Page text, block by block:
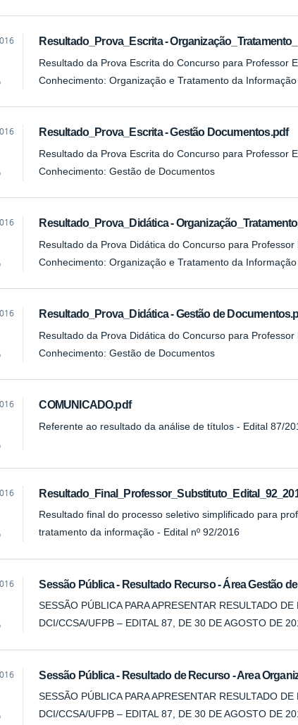
Resultado_Prova_Escrita -
Resultado da Prova Escrita do Concurso para Professor
Conhecimento: Organização e Tratamento da
Resultado_Prova_Escrita - Gestão Documentos.pdf
Resultado da Prova Escrita do Concurso para Professor
Conhecimento: Gestão de Documentos
Resultado_Prova_Didática -
Resultado da Prova Didática do Concurso para
Conhecimento: Organização e Tratamento da
Resultado_Prova_Didática - Gestão de
Resultado da Prova Didática do Concurso para
Conhecimento: Gestão de Documentos
COMUNICADO.pdf
Referente ao resultado da análise de títulos - Edital 87/
Resultado final do processo seletivo simplificado para
tratamento da informação - Edital nº 92/2016
Sessão Pública - Resultado Recurso - Área Gestão
SESSÃO PÚBLICA PARA APRESENTAR RESULTADO
DCI/CCSA/UFPB – EDITAL 87, DE 30 DE AGOSTO DE
Sessão Pública - Resultado de Recurso - Area
SESSÃO PÚBLICA PARA APRESENTAR RESULTADO
DCI/CCSA/UFPB – EDITAL 87, DE 30 DE AGOSTO DE